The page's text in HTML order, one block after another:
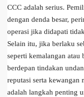
CCC adalah serius.
dengan denda besar,
operasi jika didapati
Selain itu, jika berlaku
seperti kemalangan
berdepan tindakan
reputasi serta kewangan
adalah langkah penting